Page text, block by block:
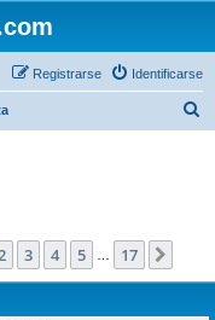
Identificarse
Registrarse
de 17
2 3 4 5 17